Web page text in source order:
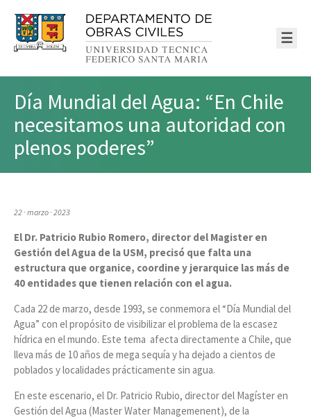
☰
Día Mundial del Agua: “En Chile
necesitamos una autoridad con
plenos poderes”
22 · marzo · 2023
El Dr. Patricio Rubio Romero, director del Magister en
Gestión del Agua de la USM, precisó que falta una
estructura que organice, coordine y jerarquice las más de
40 entidades que tienen relación con el agua.
Cada 22 de marzo, desde 1993, se conmemora el “Día Mundial del
Agua” con el propósito de visibilizar el problema de la escasez
hídrica en el mundo. Este tema afecta directamente a Chile, que
lleva más de 10 años de mega sequía y ha dejado a cientos de
poblados y localidades prácticamente sin agua.
En este escenario, el Dr. Patricio Rubio, director del Magíster en
Gestión del Agua (Master Water Managemenent), de la